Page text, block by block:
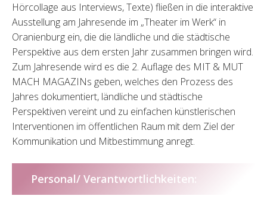
Hörcollage aus Interviews, Texte) fließen in die interaktive
Ausstellung am Jahresende im „Theater im Werk“ in
Oranienburg ein, die die ländliche und die städtische
Perspektive aus dem ersten Jahr zusammen bringen wird.
Zum Jahresende wird es die 2. Auflage des MIT & MUT
MACH MAGAZINs geben, welches den Prozess des
Jahres dokumentiert, ländliche und städtische
Perspektiven vereint und zu einfachen künstlerischen
Interventionen im öffentlichen Raum mit dem Ziel der
Kommunikation und Mitbestimmung anregt.
Personal/ Verantwortlichkeiten: